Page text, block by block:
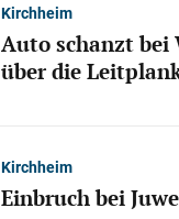
Kirchheim
Auto schanzt bei
über die
Kirchheim
Einbruch bei